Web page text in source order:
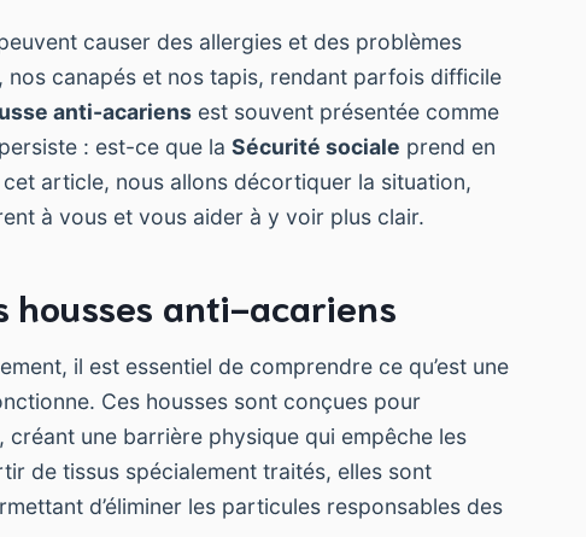
causer des allergies et des problèmes
canapés et nos tapis, rendant parfois difficile
anti-acariens est souvent présentée comme
: est-ce que la Sécurité sociale prend en
article, nous allons décortiquer la situation,
à vous et vous aider à y voir plus clair.
housses anti-acariens
il est essentiel de comprendre ce qu’est une
Ces housses sont conçues pour
une barrière physique qui empêche les
de tissus spécialement traités, elles sont
d’éliminer les particules responsables des